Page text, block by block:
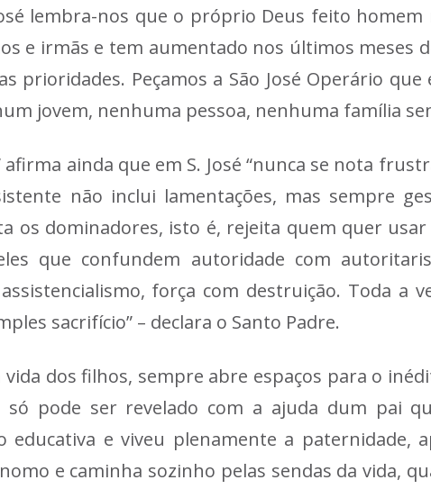
lembra-nos que o próprio Deus feito homem
e irmãs e tem aumentado nos últimos meses
prioridades. Peçamos a São José Operário
jovem, nenhuma pessoa, nenhuma família
ainda que em S. José “nunca se nota
não inclui lamentações, mas sempre
os dominadores, isto é, rejeita quem quer
que confundem autoridade com
força com destruição. Toda a
sacrifício” – declara o Santo Padre.
dos filhos, sempre abre espaços para o
pode ser revelado com a ajuda dum pai
e viveu plenamente a paternidade,
e caminha sozinho pelas sendas da vida,